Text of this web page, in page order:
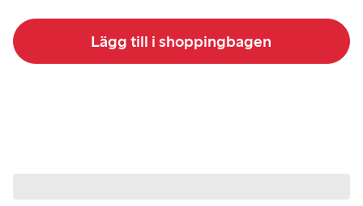
Lägg till i shoppingbagen